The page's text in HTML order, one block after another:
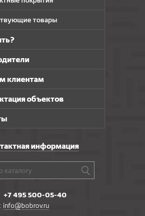
товары
клиентам
объектов
информация
+7 495 500-05-40
info@bobrov.ru